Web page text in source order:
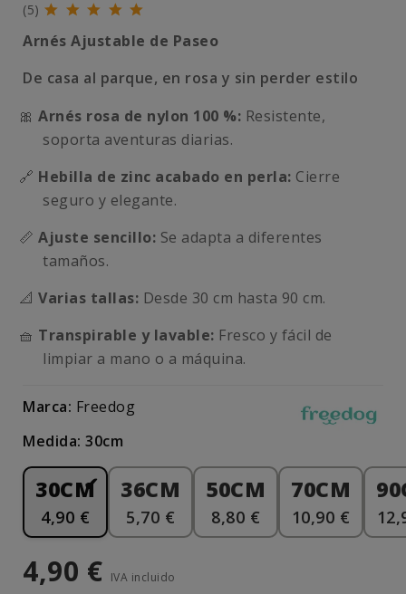
(5)
Arnés Ajustable de Paseo
De casa al parque, en rosa y sin perder estilo
🎀 Arnés rosa de nylon 100 %: Resistente,
soporta aventuras diarias.
🔗 Hebilla de zinc acabado en perla: Cierre
seguro y elegante.
📏 Ajuste sencillo: Se adapta a diferentes
tamaños.
📐 Varias tallas: Desde 30 cm hasta 90 cm.
🧺 Transpirable y lavable: Fresco y fácil de
limpiar a mano o a máquina.
Marca: Freedog
Medida: 30cm
30CM
4,90 €
36CM
5,70 €
50CM
8,80 €
70CM
10,90 €
4,90 € IVA incluido